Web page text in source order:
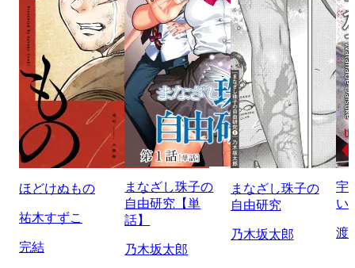
ほどけぬもの
祐木すずこ
完結
まなざし珠子の
自由研究【単
話】
乃木坂太郎
まなざし珠子の
自由研究
乃木坂太郎
宇
い
渡